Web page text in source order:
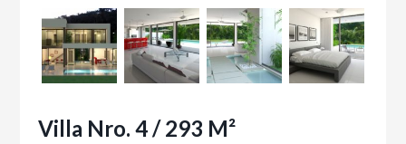
Villa Nro. 4 / 293 M²